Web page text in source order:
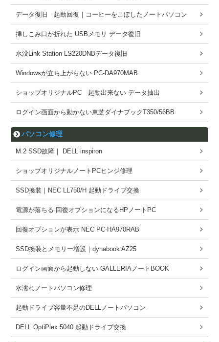
データ復旧 起動回復｜コーヒーをこぼしたノートパソコン
挿しこみ口が折れた USBメモリ データ復旧
水没Link Station LS220DNBデータ復旧
Windowsが立ち上がらない PC-DA970MAB
ショップオリジナルPC 起動出来ない データ抽出
ログイン画面から動かない東芝ダイナブックT350/56BB
パソコン修理
M.2 SSD故障｜ DELL inspiron
ショップオリジナルノートPCヒンジ修理
SSD換装｜NEC LL750/H 起動ドライブ交換
電源が落ちる 回復オプションになるHPノートPC
回復オプションが表示 NEC PC-HA970RAB
SSD換装とメモリー増設｜dynabook AZ25
ログイン画面から起動しない GALLERIAノートBOOK
水濡れノートパソコン修理
起動ドライブ容量不足のDELLノートパソコン
DELL OptiPlex 5040 起動ドライブ交換